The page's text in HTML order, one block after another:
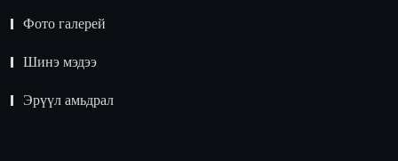
Фото галерей
Шинэ мэдээ
Эрүүл амьдрал